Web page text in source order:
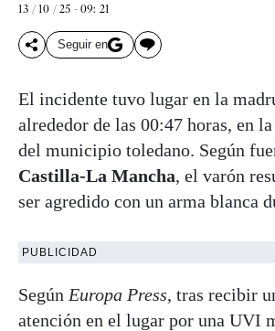
13 / 10 / 25 - 09: 21
Seguir en
El incidente tuvo lugar en la
alrededor de las 00:47 horas, en
del municipio toledano. Según
Castilla-La Mancha, el varón
ser agredido con un arma blanca
PUBLICIDAD
Según Europa Press, tras recibir
atención en el lugar por una UVI